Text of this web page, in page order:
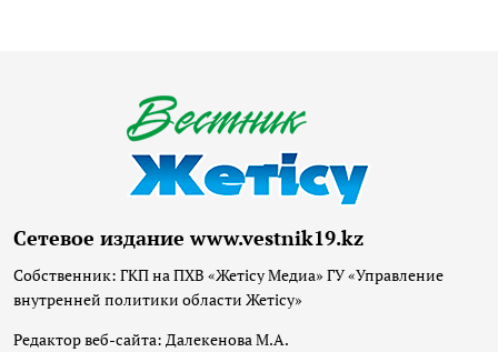
Сетевое издание www.vestnik19.kz
Собственник: ГКП на ПХВ «Жетісу Медиа» ГУ «Управление
внутренней политики области Жетісу»
Редактор веб-сайта: Далекенова М.А.